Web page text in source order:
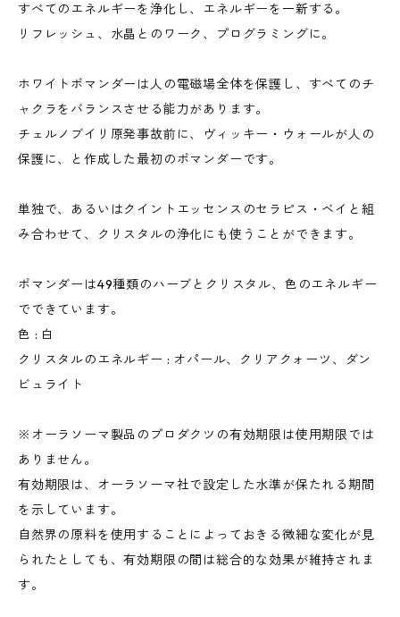
すべてのエネルギーを浄化し、エネルギーを一新する。
リフレッシュ、水晶とのワーク、プログラミングに。
ホワイトポマンダーは人の電磁場全体を保護し、すべてのチ
ャクラをバランスさせる能力があります。
チェルノブイリ原発事故前に、ヴィッキー・ウォールが人の
保護に、と作成した最初のポマンダーです。
単独で、あるいはクイントエッセンスのセラピス・ベイと組
み合わせて、クリスタルの浄化にも使うことができます。
ポマンダーは49種類のハーブとクリスタル、色のエネルギー
でできています。
色 : 白
クリスタルのエネルギー : オパール、クリアクォーツ、ダン
ビュライト
※オーラソーマ製品のプロダクツの有効期限は使用期限では
ありません。
有効期限は、オーラソーマ社で設定した水準が保たれる期間
を示しています。
自然界の原料を使用することによっておきる微細な変化が見
られたとしても、有効期限の間は総合的な効果が維持されま
す。